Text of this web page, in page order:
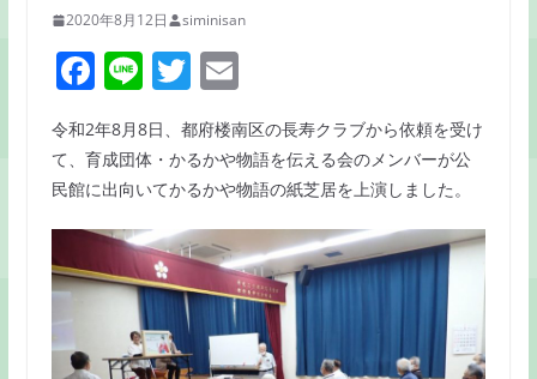
2020年8月12日 siminisan
F
a
c
e
b
o
o
Li
n
e
T
w
itt
er
E
m
ai
l
令和2年8月8日、都府楼南区の長寿クラブから依頼を受け
て、育成団体・かるかや物語を伝える会のメンバーが公
民館に出向いてかるかや物語の紙芝居を上演しました。